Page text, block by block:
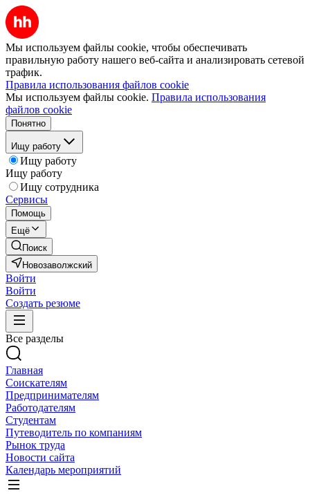
Мы используем файлы cookie, чтобы обеспечивать
правильную работу нашего веб-сайта и анализировать сетевой
трафик.
Правила использования файлов cookie
Мы используем файлы cookie. Правила использования
файлов cookie
Понятно
Ищу работу
Ищу работу
Ищу работу
Ищу сотрудника
Сервисы
Помощь
Ещё
Поиск
Новозаволжский
Войти
Войти
Создать резюме
Все разделы
Главная
Соискателям
Предпринимателям
Работодателям
Студентам
Путеводитель по компаниям
Рынок труда
Новости сайта
Календарь мероприятий